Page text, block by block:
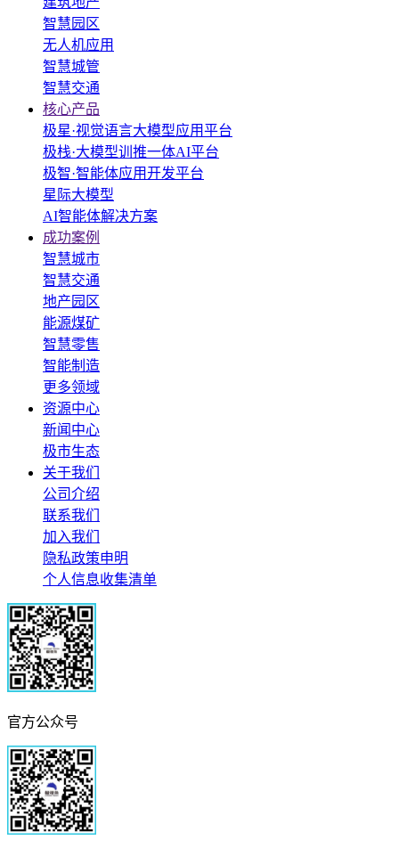
智慧园区
无人机应用
智慧城管
智慧交通
核心产品
极星·视觉语言大模型应用平台
极栈·大模型训推一体AI平台
极智·智能体应用开发平台
星际大模型
AI智能体解决方案
成功案例
智慧城市
智慧交通
地产园区
能源煤矿
智慧零售
智能制造
更多领域
资源中心
新闻中心
极市生态
关于我们
公司介绍
联系我们
加入我们
隐私政策申明
个人信息收集清单
官方公众号